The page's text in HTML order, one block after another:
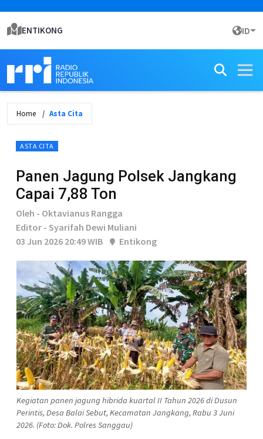
ENTIKONG ID
Home Asta Cita
ASTA CITA
Panen Jagung Polsek Jangkang
Capai 7,88 Ton
Oleh - Oktavianus Rangga
Editor - Syarifah Dewi Muliani
03 Jun 2026 20:49 WIB
Entikong
Kegiatan panen jagung hibrida kuartal II Tahun 2026 di Dusun
Perintis, Desa Balai Sebut, Kecamatan Jangkang, Rabu 3 Juni
2026. (Foto: Dok. Polres Sanggau)